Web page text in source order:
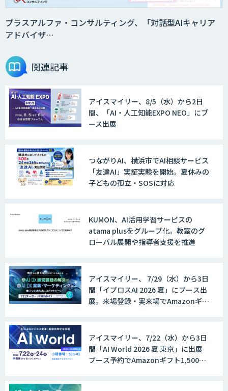
プラスアルファ・コンサルティング、「対話型AIキャリア
アドバイザ…
関連記事
アイスマイリー、8/5（水）から2日
間、「AI・人工知能EXPO NEO」にブ
ース出展
つながりAI、横浜市でAI相談サービス
「友達AI」実証実験を開始。夏休みの
子どもの孤立・SOSに対応
KUMON、AI活用学習サービスの
atama plusをグループ化。教室のグ
ローバル展開や指導者支援を推進
アイスマイリー、 7/29（水）から3日
間「イプロスAI 2026 夏」にブース出
展。来場登録・実来場でAmazonギフ
アイスマイリー、7/22（水）から3日
間「AI World 2026 夏 東京」に出展
ブース予約でAmazonギフト1,500円